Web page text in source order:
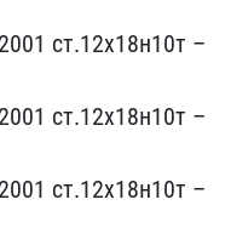
ст.12х18н10т –​
ст.12х18н10​т –
ст.12х1​8н10т –